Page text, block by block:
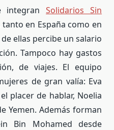
integranSolidarios Sin
en España como en
ellas percibe un salario
Tampoco hay gastos
de viajes. El equipo
de gran valía: Eva
placer de hablar, Noelia
Yemen. Además forman
Bin Mohamed desde